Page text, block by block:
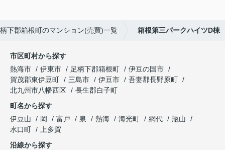
下郡箱根町のマンション(売買)一覧 箱根第三パークハイツD棟
市区町村から探す
熱海市
伊東市 足柄下郡箱根町
伊豆の国市
賀茂郡東伊豆町
三島市 伊豆市
吾妻郡長野原町
北九州市八幡西区
長生郡白子町
町名から探す
伊豆山
岡 富戸 泉 熱海 海光町 網代
瓶山
水口町
上多賀
沿線から探す